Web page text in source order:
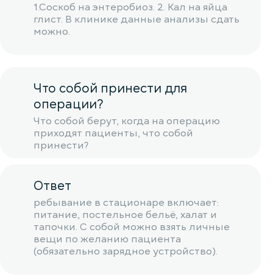
1.Соскоб на энтеробиоз. 2. Кал на яйца
глист. В клинике данные анализы сдать
можно.
Что собой принести для
операции?
Что собой берут, когда на операцию
приходят пациенты, что собой
принести?
Ответ
ребывание в стационаре включает:
питание, постельное бельё, халат и
тапочки. С собой можно взять личные
вещи по желанию пациента
(обязательно зарядное устройство).